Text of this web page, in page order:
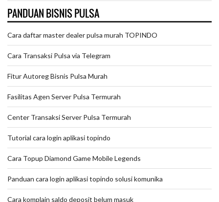
PANDUAN BISNIS PULSA
Cara daftar master dealer pulsa murah TOPINDO
Cara Transaksi Pulsa via Telegram
Fitur Autoreg Bisnis Pulsa Murah
Fasilitas Agen Server Pulsa Termurah
Center Transaksi Server Pulsa Termurah
Tutorial cara login aplikasi topindo
Cara Topup Diamond Game Mobile Legends
Panduan cara login aplikasi topindo solusi komunika
Cara komplain saldo deposit belum masuk